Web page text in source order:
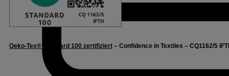
Oeko-Tex® Standard 100 zertifiziert – Confidence in Textiles – CQ1162/5